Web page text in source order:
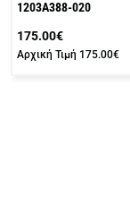
1203A388-020
175.00€
Αρχική Τιμή 175.00€